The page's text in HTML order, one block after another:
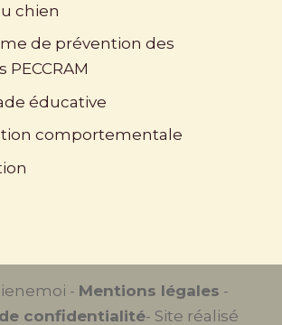
chien
de prévention des
éducative
comportementale
- Mentions légales -
confidentialité- Site réalisé